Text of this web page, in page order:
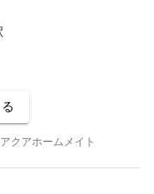
クアホームメイト